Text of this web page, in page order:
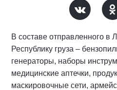
В составе отправленного в
Республику груза –
генераторы, наборы
медицинские аптечки,
маскировочные сети,